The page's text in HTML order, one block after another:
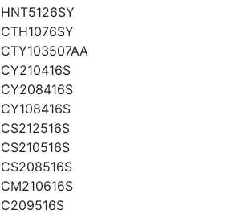
HNT5126SY
CTH1076SY
CTY103507AA
CY210416S
CY208416S
CY108416S
CS212516S
CS210516S
CS208516S
CM210616S
C209516S